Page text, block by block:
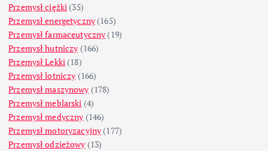
Przemysł ciężki (35)
Przemysł energetyczny (165)
Przemysł farmaceutyczny (19)
Przemysł hutniczy (166)
Przemysł Lekki (18)
Przemysł lotniczy (166)
Przemysł maszynowy (178)
Przemysł meblarski (4)
Przemysł medyczny (146)
Przemysł motoryzacyjny (177)
Przemysł odzieżowy (13)